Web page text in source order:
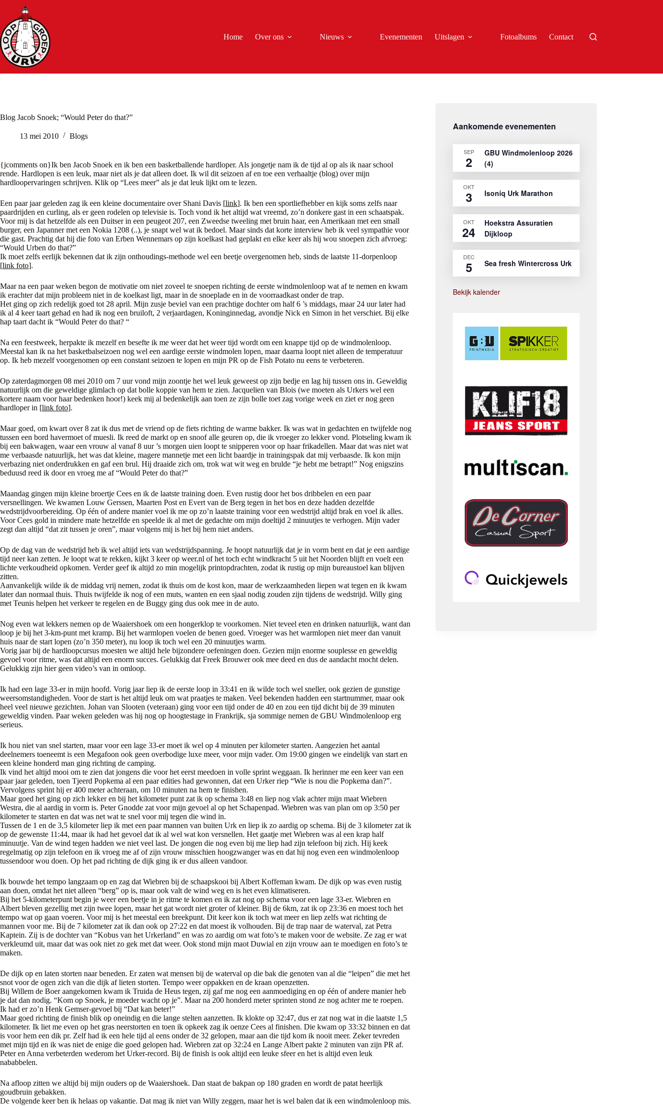
inhoud
Home Over ons Nieuws Evenementen Uitslagen Fotoalbums Contact
Blog Jacob Snoek; “Would Peter do that?”
13 mei 2010 Blogs
{jcomments on}Ik ben Jacob Snoek en ik ben een basketballende hardloper. Als jongetje nam ik de tijd al op als ik naar school
rende. Hardlopen is een leuk, maar niet als je dat alleen doet. Ik wil dit seizoen af en toe een verhaaltje (blog) over mijn
hardloopervaringen schrijven. Klik op “Lees meer” als je dat leuk lijkt om te lezen.
Een paar jaar geleden zag ik een kleine documentaire over Shani Davis [link]. Ik ben een sportliefhebber en kijk soms zelfs naar
paardrijden en curling, als er geen rodelen op televisie is. Toch vond ik het altijd wat vreemd, zo’n donkere gast in een schaatspak.
Voor mij is dat hetzelfde als een Duitser in een peugeot 207, een Zweedse tweeling met bruin haar, een Amerikaan met een small
burger, een Japanner met een Nokia 1208 (..), je snapt wel wat ik bedoel. Maar sinds dat korte interview heb ik veel sympathie voor
die gast. Prachtig dat hij die foto van Erben Wennemars op zijn koelkast had geplakt en elke keer als hij wou snoepen zich afvroeg:
“Would Urben do that?”
Ik moet zelfs eerlijk bekennen dat ik zijn onthoudings-methode wel een beetje overgenomen heb, sinds de laatste 11-dorpenloop
[link foto].
Maar na een paar weken begon de motivatie om niet zoveel te snoepen richting de eerste windmolenloop wat af te nemen en kwam
ik erachter dat mijn probleem niet in de koelkast ligt, maar in de snoeplade en in de voorraadkast onder de trap.
Het ging op zich redelijk goed tot 28 april. Mijn zusje beviel van een prachtige dochter om half 6 ’s middags, maar 24 uur later had
ik al 4 keer taart gehad en had ik nog een bruiloft, 2 verjaardagen, Koninginnedag, avondje Nick en Simon in het verschiet. Bij elke
hap taart dacht ik “Would Peter do that? “
Na een feestweek, herpakte ik mezelf en besefte ik me weer dat het weer tijd wordt om een knappe tijd op de windmolenloop.
Meestal kan ik na het basketbalseizoen nog wel een aardige eerste windmolen lopen, maar daarna loopt niet alleen de temperatuur
op. Ik heb mezelf voorgenomen op een constant seizoen te lopen en mijn PR op de Fish Potato nu eens te verbeteren.
Op zaterdagmorgen 08 mei 2010 om 7 uur vond mijn zoontje het wel leuk geweest op zijn bedje en lag hij tussen ons in. Geweldig
natuurlijk om die geweldige glimlach op dat bolle koppie van hem te zien. Jacquelien van Blois (we moeten als Urkers wel een
kortere naam voor haar bedenken hoor!) keek mij al bedenkelijk aan toen ze zijn bolle toet zag vorige week en ziet er nog geen
hardloper in [link foto].
Maar goed, om kwart over 8 zat ik dus met de vriend op de fiets richting de warme bakker. Ik was wat in gedachten en twijfelde nog
tussen een bord havermoet of muesli. Ik reed de markt op en snoof alle geuren op, die ik vroeger zo lekker vond. Plotseling kwam ik
bij een bakwagen, waar een vrouw al vanaf 8 uur ’s morgen uien loopt te snipperen voor op haar frikadellen. Maar dat was niet wat
me verbaasde natuurlijk, het was dat kleine, magere mannetje met een licht baardje in trainingspak dat mij verbaasde. Ik kon mijn
verbazing niet onderdrukken en gaf een brul. Hij draaide zich om, trok wat wit weg en brulde “je hebt me betrapt!” Nog enigszins
beduusd reed ik door en vroeg me af “Would Peter do that?”
Maandag gingen mijn kleine broertje Cees en ik de laatste training doen. Even rustig door het bos dribbelen en een paar
versnellingen. We kwamen Louw Gerssen, Maarten Post en Evert van de Berg tegen in het bos en deze hadden dezelfde
wedstrijdvoorbereiding. Op één of andere manier voel ik me op zo’n laatste training voor een wedstrijd altijd brak en voel ik alles.
Voor Cees gold in mindere mate hetzelfde en speelde ik al met de gedachte om mijn doeltijd 2 minuutjes te verhogen. Mijn vader
zegt dan altijd “dat zit tussen je oren”, maar volgens mij is het bij hem niet anders.
Op de dag van de wedstrijd heb ik wel altijd iets van wedstrijdspanning. Je hoopt natuurlijk dat je in vorm bent en dat je een aardige
tijd neer kan zetten. Je loopt wat te rekken, kijkt 3 keer op weer.nl of het toch echt windkracht 5 uit het Noorden blijft en voelt een
lichte verkoudheid opkomen. Verder geef ik altijd zo min mogelijk printopdrachten, zodat ik rustig op mijn bureaustoel kan blijven
zitten.
Aanvankelijk wilde ik de middag vrij nemen, zodat ik thuis om de kost kon, maar de werkzaamheden liepen wat tegen en ik kwam
later dan normaal thuis. Thuis twijfelde ik nog of een muts, wanten en een sjaal nodig zouden zijn tijdens de wedstrijd. Willy ging
met Teunis helpen het verkeer te regelen en de Buggy ging dus ook mee in de auto.
Nog even wat lekkers nemen op de Waaiershoek om een hongerklop te voorkomen. Niet teveel eten en drinken natuurlijk, want dan
loop je bij het 3-km-punt met kramp. Bij het warmlopen voelen de benen goed. Vroeger was het warmlopen niet meer dan vanuit
huis naar de start lopen (zo’n 350 meter), nu loop ik toch wel een 20 minuutjes warm.
Vorig jaar bij de hardloopcursus moesten we altijd hele bijzondere oefeningen doen. Gezien mijn enorme souplesse en geweldig
gevoel voor ritme, was dat altijd een enorm succes. Gelukkig dat Freek Brouwer ook mee deed en dus de aandacht mocht delen.
Gelukkig zijn hier geen video’s van in omloop.
Ik had een lage 33-er in mijn hoofd. Vorig jaar liep ik de eerste loop in 33:41 en ik wilde toch wel sneller, ook gezien de gunstige
weersomstandigheden. Voor de start is het altijd leuk om wat praatjes te maken. Veel bekenden hadden een startnummer, maar ook
heel veel nieuwe gezichten. Johan van Slooten (veteraan) ging voor een tijd onder de 40 en zou een tijd dicht bij de 39 minuten
geweldig vinden. Paar weken geleden was hij nog op hoogtestage in Frankrijk, sja sommige nemen de GBU Windmolenloop erg
serieus.
Ik hou niet van snel starten, maar voor een lage 33-er moet ik wel op 4 minuten per kilometer starten. Aangezien het aantal
deelnemers toeneemt is een Megafoon ook geen overbodige luxe meer, voor mijn vader. Om 19:00 gingen we eindelijk van start en
een kleine honderd man ging richting de camping.
Ik vind het altijd mooi om te zien dat jongens die voor het eerst meedoen in volle sprint weggaan. Ik herinner me een keer van een
paar jaar geleden, toen Tjeerd Popkema al een paar edities had gewonnen, dat een Urker riep “Wie is nou die Popkema dan?”.
Vervolgens sprint hij er 400 meter achteraan, om 10 minuten na hem te finishen.
Maar goed het ging op zich lekker en bij het kilometer punt zat ik op schema 3:48 en liep nog vlak achter mijn maat Wiebren
Westra, die al aardig in vorm is. Peter Gnodde zat voor mijn gevoel al op het Schapenpad. Wiebren was van plan om op 3:50 per
kilometer te starten en dat was net wat te snel voor mij tegen die wind in.
Tussen de 1 en de 3,5 kilometer liep ik met een paar mannen van buiten Urk en liep ik zo aardig op schema. Bij de 3 kilometer zat ik
op de gewenste 11:44, maar ik had het gevoel dat ik al wel wat kon versnellen. Het gaatje met Wiebren was al een krap half
minuutje. Van de wind tegen hadden we niet veel last. De jongen die nog even bij me liep had zijn telefoon bij zich. Hij keek
regelmatig op zijn telefoon en ik vroeg me af of zijn vrouw misschien hoogzwanger was en dat hij nog even een windmolenloop
tussendoor wou doen. Op het pad richting de dijk ging ik er dus alleen vandoor.
Ik bouwde het tempo langzaam op en zag dat Wiebren bij de schaapskooi bij Albert Koffeman kwam. De dijk op was even rustig
aan doen, omdat het niet alleen “berg” op is, maar ook valt de wind weg en is het even klimatiseren.
Bij het 5-kilometerpunt begin je weer een beetje in je ritme te komen en ik zat nog op schema voor een lage 33-er. Wiebren en
Albert bleven gezellig met zijn twee lopen, maar het gat wordt niet groter of kleiner. Bij de 6km, zat ik op 23:36 en moest toch het
tempo wat op gaan voeren. Voor mij is het meestal een breekpunt. Dit keer kon ik toch wat meer en liep zelfs wat richting de
mannen voor me. Bij de 7 kilometer zat ik dan ook op 27:22 en dat moest ik volhouden. Bij de trap naar de waterval, zat Petra
Kaptein. Zij is de dochter van “Kobus van het Urkerland” en was zo aardig om wat foto’s te maken voor de website. Ze zag er wat
verkleumd uit, maar dat was ook niet zo gek met dat weer. Ook stond mijn maot Duwial en zijn vrouw aan te moedigen en foto’s te
maken.
De dijk op en laten storten naar beneden. Er zaten wat mensen bij de waterval op die bak die genoten van al die “leipen” die met het
snot voor de ogen zich van die dijk af lieten storten. Tempo weer oppakken en de kraan openzetten.
Bij Willem de Boer aangekomen kwam ik Truida de Heus tegen, zij gaf me nog een aanmoediging en op één of andere manier heb
je dat dan nodig. “Kom op Snoek, je moeder wacht op je”. Maar na 200 honderd meter sprinten stond ze nog achter me te roepen.
Ik had er zo’n Henk Gemser-gevoel bij “Dat kan beter!”
Maar goed richting de finish blik op oneindig en die lange stelten aanzetten. Ik klokte op 32:47, dus er zat nog wat in die laatste 1,5
kilometer. Ik liet me even op het gras neerstorten en toen ik opkeek zag ik oenze Cees al finishen. Die kwam op 33:32 binnen en dat
is voor hem een dik pr. Zelf had ik een hele tijd al eens onder de 32 gelopen, maar aan die tijd kom ik nooit meer. Zeker tevreden
met mijn tijd en ik was niet de enige die goed gelopen had. Wiebren zat op 32:24 en Lange Albert pakte 2 minuten van zijn PR af.
Peter en Anna verbeterden wederom het Urker-record. Bij de finish is ook altijd een leuke sfeer en het is altijd even leuk
nababbelen.
Na afloop zitten we altijd bij mijn ouders op de Waaiershoek. Dan staat de bakpan op 180 graden en wordt de patat heerlijk
goudbruin gebakken.
De volgende keer ben ik helaas op vakantie. Dat mag ik niet van Willy zeggen, maar het is wel balen dat ik een windmolenloop mis.
Aankomende evenementen
SEP
2
GBU Windmolenloop 2026
(4)
OKT
3 Isoniq Urk Marathon
OKT
24
Hoekstra Assuratien
Dijkloop
DEC
5 Sea fresh Wintercross Urk
Bekijk kalender